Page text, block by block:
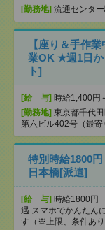
[勤務地] 流通センタ
【座り＆手作
業OK ★週1日
ト]
[給 与] 時給1,400円
[勤務地] 東京都千代
第六ビル402号（最寄
特別時給1800
日本橋[派遣]
[給 与] 時給1800円
遇 スマホでかんたん
す（※上限、条件あり